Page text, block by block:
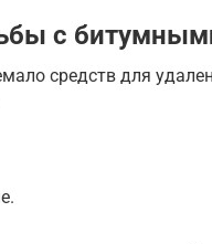
с
средств для